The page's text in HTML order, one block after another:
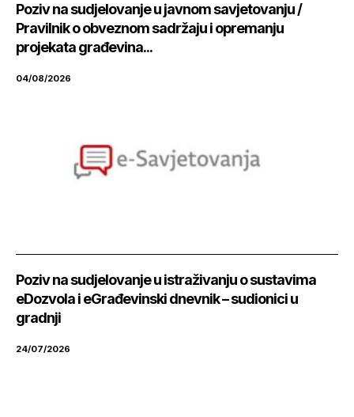
Poziv na sudjelovanje u javnom savjetovanju /
Pravilnik o obveznom sadržaju i opremanju
projekata građevina...
04/08/2026
Poziv na sudjelovanje u istraživanju o sustavima
eDozvola i eGrađevinski dnevnik – sudionici u
gradnji
24/07/2026